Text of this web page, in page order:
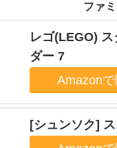
ファ
レゴ(LEGO)
ダー 7
[シュンソク]